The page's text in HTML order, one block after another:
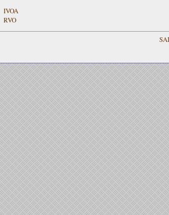
IVOA
RVO